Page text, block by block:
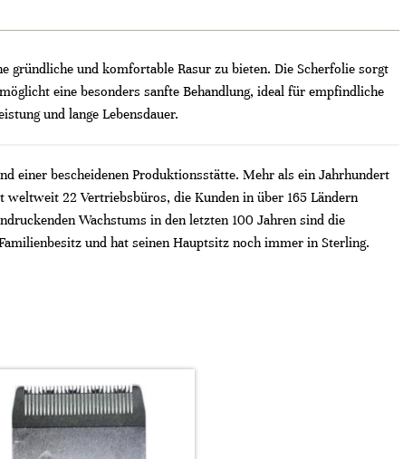
gründliche und komfortable Rasur zu bieten. Die Scherfolie sorgt
eine besonders sanfte Behandlung, ideal für empfindliche
und lange Lebensdauer.
einer bescheidenen Produktionsstätte. Mehr als ein Jahrhundert
22 Vertriebsbüros, die Kunden in über 165 Ländern
Wachstums in den letzten 100 Jahren sind die
und hat seinen Hauptsitz noch immer in Sterling.